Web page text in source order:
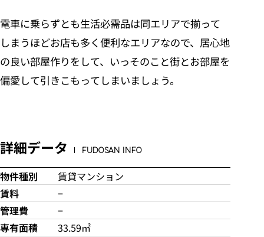
電車に乗らずとも生活必需品は同エリアで揃って
しまうほどお店も多く便利なエリアなので、居心地
の良い部屋作りをして、いっそのこと街とお部屋を
偏愛して引きこもってしまいましょう。
詳細データ FUDOSAN INFO
物件種別
賃貸マンション
賃料
−
管理費
−
専有面積
33.59㎡